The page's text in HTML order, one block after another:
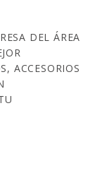
DEL ÁREA
ACCESORIOS